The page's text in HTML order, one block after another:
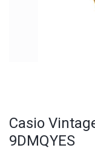
Casio
9DMQYES